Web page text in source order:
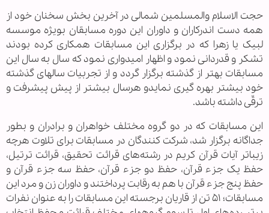
حجت الاسلام والمسلمین شمالی در آخرین بخش سخنان خود از
همه دست اندرکاران و داوران این دوره مسابقان بویژه موسسه
لبیک یا زهرا که در برگزاری این مسابقات همکاری کرده بودند
تشکر و قدردانی نمود و اظهار امیدواری نمود که سال به سال این
مسابقات بهتر از گذشته برگزار گردد و از تجربیات سالهای گذشته
خود بیشتر بهره گیری نمایدو هرسال بیشتر از پیش پیشرفت و
ترقّی داشته باشد.
این مسابقات که در دو گروه مختلف خواهران و برادران و بطور
جداگانه برگزار شد، شرکت کنندگان در مسابقات برای تلاوت هرچه
زیبا‌تر آیات قرآن کریم در رشته‌های قرائت تحقیق، قرائت ترتیل،
حفظ یک جزء قرآن، حفظ دو جزء قرآن، حفظ سه جزء قرآن و
حفظ پنج جزء قرآن با هم به رقابت پرداختند و داوران زن و مرد این
مسابقات؛ ۵۱ تن از قاریان برجسته این مسابقات را به عنوان نفرات